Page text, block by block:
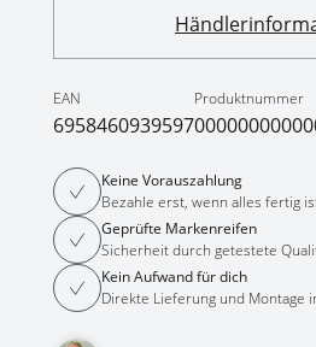
EAN
6958460939597
Produktnummer
Keine Vorauszahlung
Bezahle erst, wenn alles fertig
Geprüfte Markenreifen
Sicherheit durch getestete
Kein Aufwand für dich
Direkte Lieferung und Montage